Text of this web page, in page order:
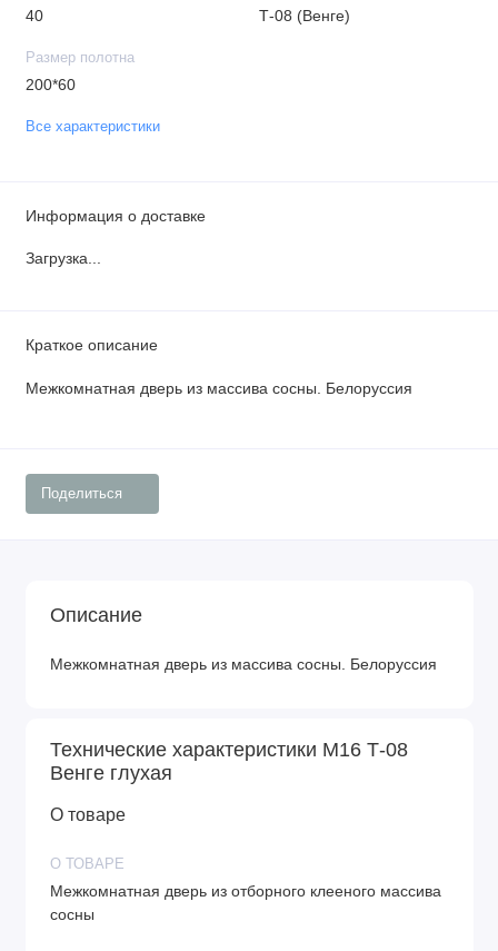
40 Т-08 (Венге)
Размер полотна
200*60
Все характеристики
Информация о доставке
Загрузка...
Краткое описание
Межкомнатная дверь из массива сосны. Белоруссия
Поделиться
Описание
Межкомнатная дверь из массива сосны. Белоруссия
Технические характеристики М16 Т-08
Венге глухая
О товаре
О ТОВАРЕ
Межкомнатная дверь из отборного клееного массива
сосны